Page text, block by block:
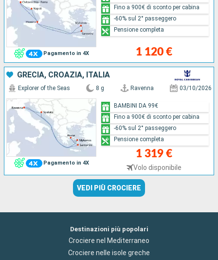
Pagamento in 4X 1 120 €
Fino a 900€ di sconto per cabina
-60% sul 2° passeggero
Pensione completa
GRECIA, CROAZIA, ITALIA
Pagamento in 4X
Explorer of the Seas 8 g Ravenna 03/10/2026
1 319 €
Volo disponibile
BAMBINI DA 99€
Fino a 900€ di sconto per cabina
-60% sul 2° passeggero
Pensione completa
VEDI PIÙ CROCIERE
Destinazioni più popolari
Crociere nel Mediterraneo
Crociere nelle isole greche